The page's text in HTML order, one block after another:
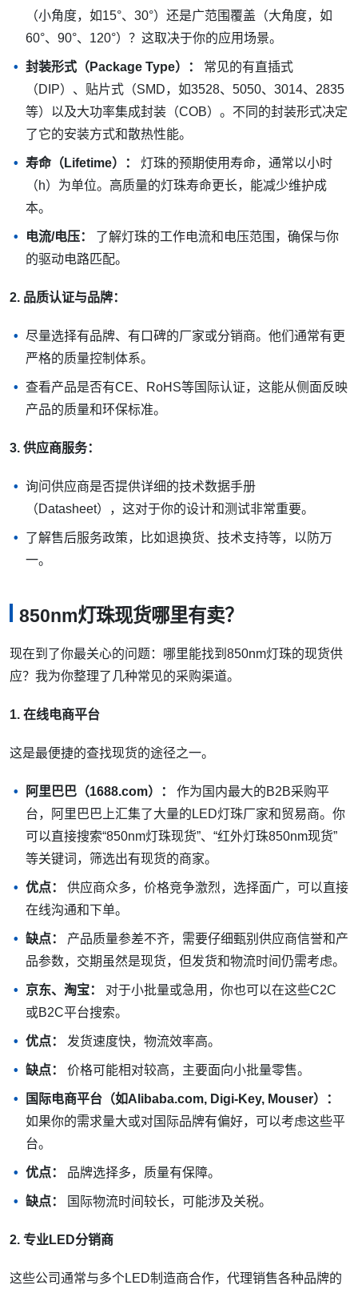
（小角度，如15°、30°）还是广范围覆盖（大角度，如
60°、90°、120°）？这取决于你的应用场景。
封装形式（Package Type）：
常见的有直插式
（DIP）、贴片式（SMD，如3528、5050、3014、2835
等）以及大功率集成封装（COB）。不同的封装形式决定
了它的安装方式和散热性能。
寿命（Lifetime）：
灯珠的预期使用寿命，通常以小时
（h）为单位。高质量的灯珠寿命更长，能减少维护成
本。
电流/电压：
了解灯珠的工作电流和电压范围，确保与你
的驱动电路匹配。
2. 品质认证与品牌：
尽量选择有品牌、有口碑的厂家或分销商。他们通常有更
严格的质量控制体系。
查看产品是否有CE、RoHS等国际认证，这能从侧面反映
产品的质量和环保标准。
3. 供应商服务：
询问供应商是否提供详细的技术数据手册
（Datasheet），这对于你的设计和测试非常重要。
了解售后服务政策，比如退换货、技术支持等，以防万
一。
850nm灯珠现货哪里有卖？
现在到了你最关心的问题：哪里能找到850nm灯珠的现货供
应？我为你整理了几种常见的采购渠道。
1. 在线电商平台
这是最便捷的查找现货的途径之一。
阿里巴巴（1688.com）：
作为国内最大的B2B采购平
台，阿里巴巴上汇集了大量的LED灯珠厂家和贸易商。你
可以直接搜索“850nm灯珠现货”、“红外灯珠850nm现货”
等关键词，筛选出有现货的商家。
优点：
供应商众多，价格竞争激烈，选择面广，可以直接
在线沟通和下单。
缺点：
产品质量参差不齐，需要仔细甄别供应商信誉和产
品参数，交期虽然是现货，但发货和物流时间仍需考虑。
京东、淘宝：
对于小批量或急用，你也可以在这些C2C
或B2C平台搜索。
优点： 发货速度快，物流效率高。
缺点： 价格可能相对较高，主要面向小批量零售。
国际电商平台（如Alibaba.com, Digi-Key, Mouser）：
如果你的需求量大或对国际品牌有偏好，可以考虑这些平
台。
优点： 品牌选择多，质量有保障。
缺点： 国际物流时间较长，可能涉及关税。
2. 专业LED分销商
这些公司通常与多个LED制造商合作，代理销售各种品牌的